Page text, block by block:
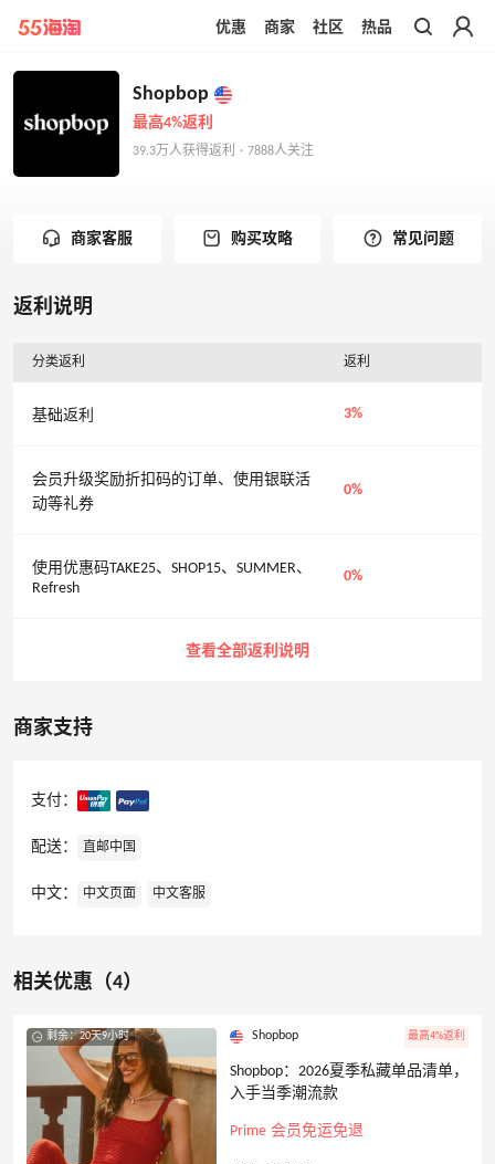
带你去官网买正品
优惠 商家 社区 热品
Shopbop
最高4%返利
39.3万人获得返利 · 7888人关注
商家客服 购买攻略 常见问题
返利说明
分类返利 返利
基础返利 3%
会员升级奖励折扣码的订单、使用银联活
动等礼券
0%
使用优惠码TAKE25、SHOP15、SUMMER、
Refresh
0%
查看全部返利说明
商家支持
支付：
配送： 直邮中国
中文： 中文页面 中文客服
相关优惠（4）
剩余：20天9小时 Shopbop 最高4%返利
Shopbop：2026夏季私藏单品清单，
入手当季潮流款
Prime 会员免运免退